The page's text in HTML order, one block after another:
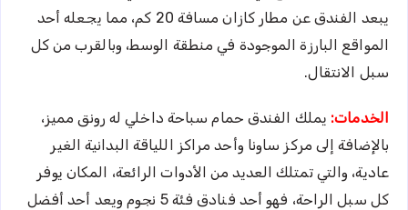
يبعد الفندق عن مطار كازان مسافة 20 كم، مما يجعله أحد
المواقع البارزة الموجودة في منطقة الوسط، وبالقرب من كل
سبل الانتقال.
الخدمات: يملك الفندق حمام سباحة داخلي له رونق مميز،
بالإضافة إلى مركز ساونا وأحد مراكز اللياقة البدانية الغير
عادية، والتي تمتلك العديد من الأدوات الرائعة، المكان يوفر
كل سبل الراحة، فهو أحد فنادق فئة 5 نجوم ويعد أحد أفضل